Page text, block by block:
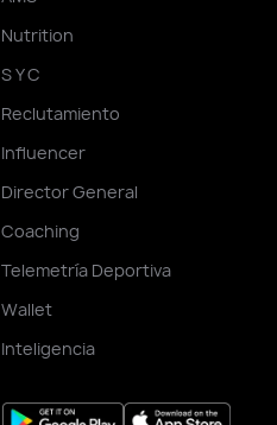
Nutrition
S Y C
Reclutamiento
Influencer
Director General
Coaching
Telemetría Deportiva
Wallet
Inteligencia